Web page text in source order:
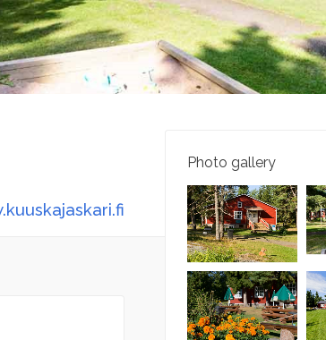
Photo gallery